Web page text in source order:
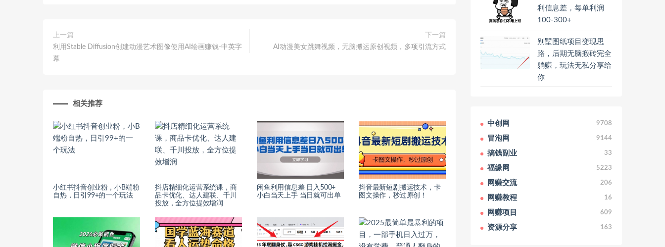
上一篇
利用Stable Diffusion创建动漫艺术图像使用AI绘画赚钱-中英字
幕
下一篇
AI动漫美女跳舞视频，无脑搬运原创视频，多项引流方式
相关推荐
小红书抖音创业粉，小B端粉
自热，日引99+的一个玩法
抖店精细化运营系统课，商
品卡优化、达人建联、千川
投放，全方位提效增润
闲鱼利用信息差 日入500+
小白当天上手 当日就可出单
抖音最新短剧搬运技术，卡
图文操作，秒过原创！
利信息差，每单利润
100-300+
别墅图纸项目变现思
路，后期无脑搬砖完全
躺赚，玩法无私分享给
你
中创网 9708
冒泡网 9144
搞钱副业 33
福缘网 5223
网赚交流 206
网赚教程 16
网赚项目 609
资源分享 163